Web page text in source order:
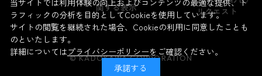
関する表示
リクエスト
© KADOKAWA CORPORATION
当サイトでは利用体験の向上およびコンテンツの最適な提供、ト
ラフィックの分析を目的としてCookieを使用しています。
サイトの閲覧を継続された場合、Cookieの利用に同意したことも
のといたします。
詳細についてはプライバシーポリシーをご確認ください。
承諾する